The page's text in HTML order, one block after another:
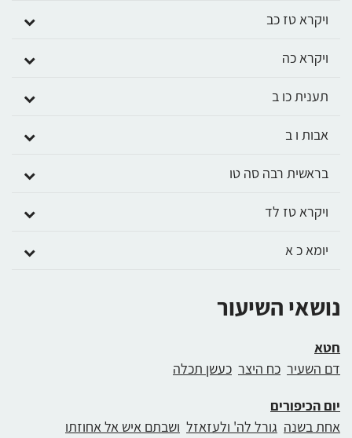
ויקרא טז כב
ויקרא כה
תענית כו ב
אבות ו ב
בראשית רבה סה טו
ויקרא טז לד
יומא כ א
נושאי השיעור
חטא
דם השעיר כח היצר כעשן תכלה
יום הכיפורים
אחת בשנה גורל לה' ולעזאזל ושבתם איש אל אחוזתו